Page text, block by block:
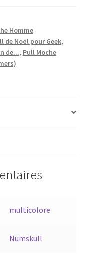
Homme
de Noël pour Geek,
de..., Pull Moche
multicolore
Numskull